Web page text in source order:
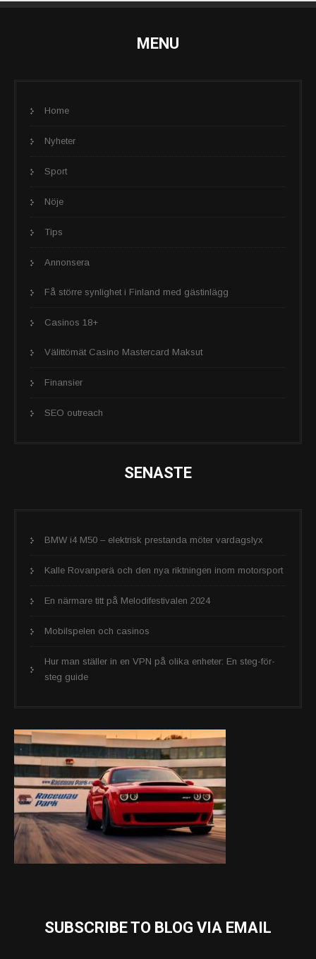
MENU
Home
Nyheter
Sport
Nöje
Tips
Annonsera
Få större synlighet i Finland med gästinlägg
Casinos 18+
Välittömät Casino Mastercard Maksut
Finansier
SEO outreach
SENASTE
BMW i4 M50 – elektrisk prestanda möter vardagslyx
Kalle Rovanperä och den nya riktningen inom motorsport
En närmare titt på Melodifestivalen 2024
Mobilspelen och casinos
Hur man ställer in en VPN på olika enheter: En steg-för-
steg guide
SUBSCRIBE TO BLOG VIA EMAIL